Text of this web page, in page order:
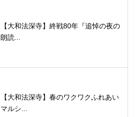
【大和法深寺】終戦80年『追悼の夜の
朗読...
【大和法深寺】春のワクワクふれあい
マルシ...